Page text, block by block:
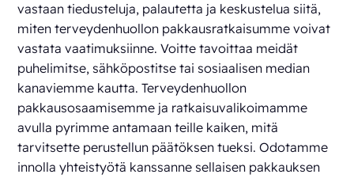
vastaan tiedusteluja, palautetta ja keskustelua siitä,
miten terveydenhuollon pakkausratkaisumme voivat
vastata vaatimuksiinne. Voitte tavoittaa meidät
puhelimitse, sähköpostitse tai sosiaalisen median
kanaviemme kautta. Terveydenhuollon
pakkausosaamisemme ja ratkaisuvalikoimamme
avulla pyrimme antamaan teille kaiken, mitä
tarvitsette perustellun päätöksen tueksi. Odotamme
innolla yhteistyötä kanssanne sellaisen pakkauksen